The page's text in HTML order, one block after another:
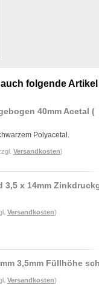
folgende Artikel
40mm Acetal (
Polyacetal.
Versandkosten)
3,5 x 14mm
Versandkosten)
3,5mm Füllhöhe
Versandkosten)